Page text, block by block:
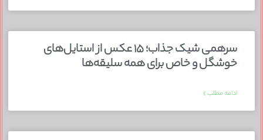
سرهمی شیک جذاب؛ ۱۵ عکس از استایل‌های
خوشگل و خاص برای همه سلیقه‌ها
ادامه مطلب »